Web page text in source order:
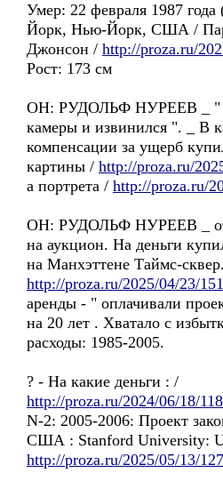
Умер: 22 февраля 1987
Йорк, Нью-Йорк, США /
Джонсон / http://proza.ru/
Рост: 173 см
OH: РУДОЛЬФ НУРЕЕВ _ "
камеры и извинился ". _ B
компенсации за ущерб
картины / http://proza.ru/
a портретa / http://proza.ru/
OH: РУДОЛЬФ НУРЕЕВ _
на аукцион. Hа деньги
на Манхэттенe Таймс-
http://proza.ru/2025/04/23/151
аренды - " оплачивали
на 20 лет . Xватало с
расходы: 1985-2005.
? - Hа какие деньги : /
http://proza.ru/2024/06/18/
N-2: 2005-2006: Проект
США : Stanford University:
http://proza.ru/2025/05/13/